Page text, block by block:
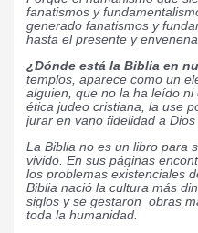
fanatismos y
generado fanatismos y
hasta el presente y
¿Dónde está la Biblia en
templos, aparece como un
alguien, que no la ha leído
ética judeo cristiana, la use
jurar en vano fidelidad a Dios
La Biblia no es un libro para
vivido. En sus páginas
los problemas existenciales
Biblia nació la cultura más
siglos y se gestaron obras
toda la humanidad.